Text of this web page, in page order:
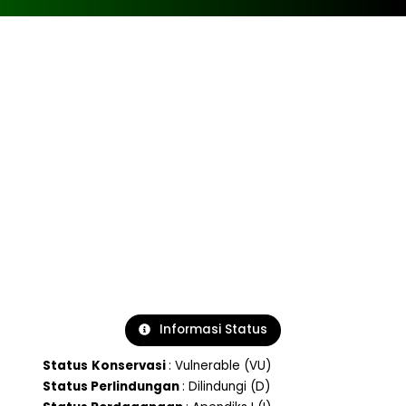
Informasi Status
Status Konservasi: Vulnerable (VU)
Status Perlindungan: Dilindungi (D)